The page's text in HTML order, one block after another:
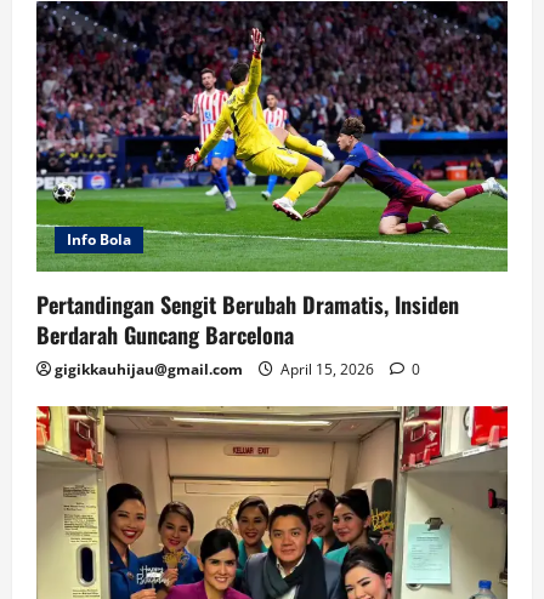
Info Bola
Pertandingan Sengit Berubah Dramatis, Insiden
Berdarah Guncang Barcelona
gigikkauhijau@gmail.com April 15, 2026 0